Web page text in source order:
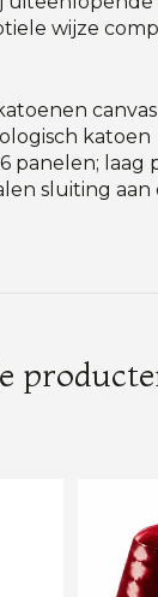
wijze
canvas
katoen
panelen; laag
sluiting